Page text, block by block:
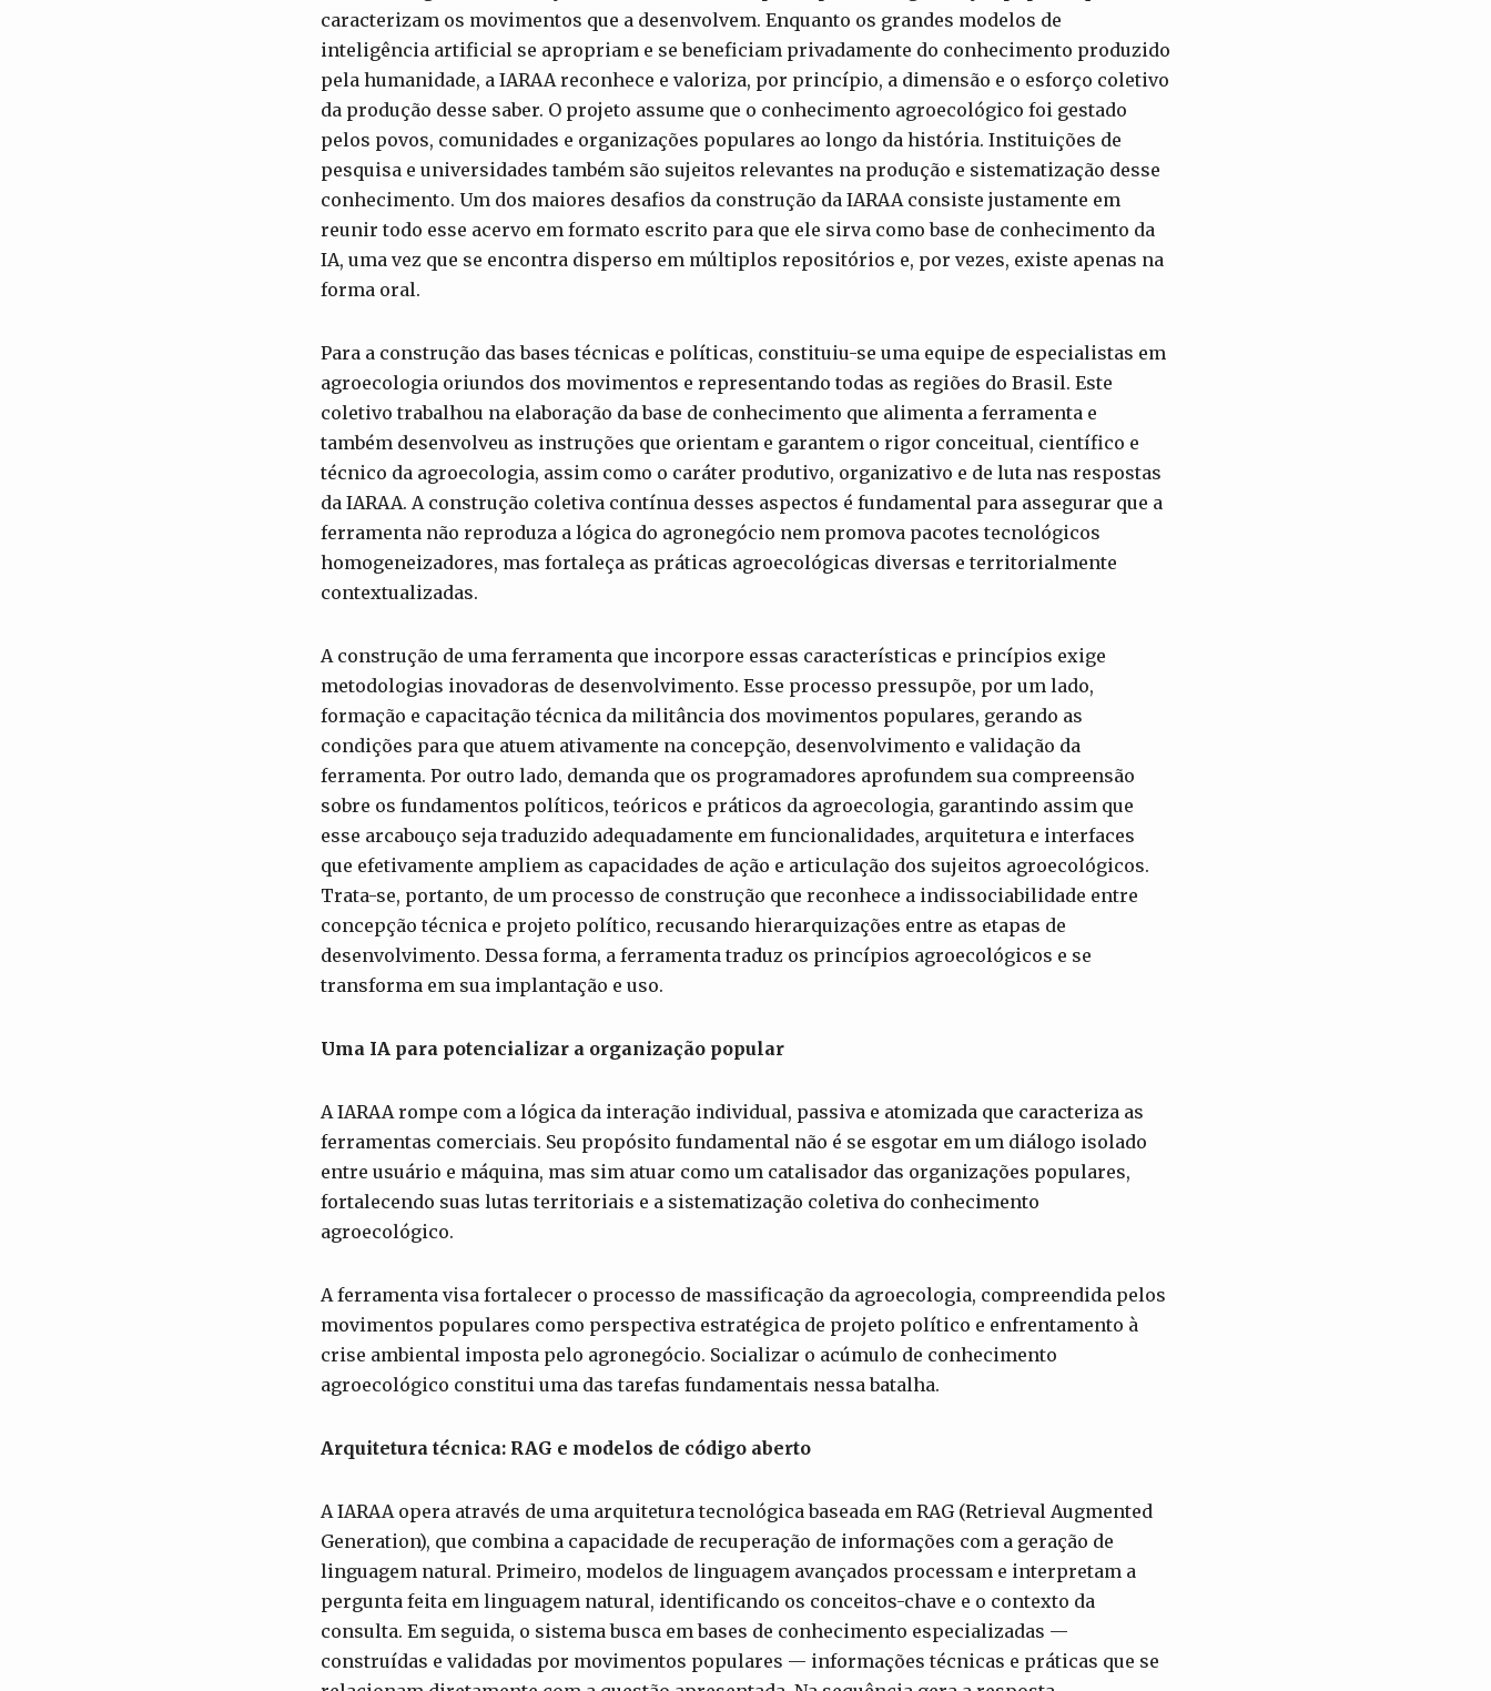
caracterizam os movimentos que a desenvolvem. Enquanto os grandes modelos de
inteligência artificial se apropriam e se beneficiam privadamente do conhecimento produzido
pela humanidade, a IARAA reconhece e valoriza, por princípio, a dimensão e o esforço coletivo
da produção desse saber. O projeto assume que o conhecimento agroecológico foi gestado
pelos povos, comunidades e organizações populares ao longo da história. Instituições de
pesquisa e universidades também são sujeitos relevantes na produção e sistematização desse
conhecimento. Um dos maiores desafios da construção da IARAA consiste justamente em
reunir todo esse acervo em formato escrito para que ele sirva como base de conhecimento da
IA, uma vez que se encontra disperso em múltiplos repositórios e, por vezes, existe apenas na
forma oral.
Para a construção das bases técnicas e políticas, constituiu-se uma equipe de especialistas em
agroecologia oriundos dos movimentos e representando todas as regiões do Brasil. Este
coletivo trabalhou na elaboração da base de conhecimento que alimenta a ferramenta e
também desenvolveu as instruções que orientam e garantem o rigor conceitual, científico e
técnico da agroecologia, assim como o caráter produtivo, organizativo e de luta nas respostas
da IARAA. A construção coletiva contínua desses aspectos é fundamental para assegurar que a
ferramenta não reproduza a lógica do agronegócio nem promova pacotes tecnológicos
homogeneizadores, mas fortaleça as práticas agroecológicas diversas e territorialmente
contextualizadas.
A construção de uma ferramenta que incorpore essas características e princípios exige
metodologias inovadoras de desenvolvimento. Esse processo pressupõe, por um lado,
formação e capacitação técnica da militância dos movimentos populares, gerando as
condições para que atuem ativamente na concepção, desenvolvimento e validação da
ferramenta. Por outro lado, demanda que os programadores aprofundem sua compreensão
sobre os fundamentos políticos, teóricos e práticos da agroecologia, garantindo assim que
esse arcabouço seja traduzido adequadamente em funcionalidades, arquitetura e interfaces
que efetivamente ampliem as capacidades de ação e articulação dos sujeitos agroecológicos.
Trata-se, portanto, de um processo de construção que reconhece a indissociabilidade entre
concepção técnica e projeto político, recusando hierarquizações entre as etapas de
desenvolvimento. Dessa forma, a ferramenta traduz os princípios agroecológicos e se
transforma em sua implantação e uso.
Uma IA para potencializar a organização popular
A IARAA rompe com a lógica da interação individual, passiva e atomizada que caracteriza as
ferramentas comerciais. Seu propósito fundamental não é se esgotar em um diálogo isolado
entre usuário e máquina, mas sim atuar como um catalisador das organizações populares,
fortalecendo suas lutas territoriais e a sistematização coletiva do conhecimento
agroecológico.
A ferramenta visa fortalecer o processo de massificação da agroecologia, compreendida pelos
movimentos populares como perspectiva estratégica de projeto político e enfrentamento à
crise ambiental imposta pelo agronegócio. Socializar o acúmulo de conhecimento
agroecológico constitui uma das tarefas fundamentais nessa batalha.
Arquitetura técnica: RAG e modelos de código aberto
A IARAA opera através de uma arquitetura tecnológica baseada em RAG (Retrieval Augmented
Generation), que combina a capacidade de recuperação de informações com a geração de
linguagem natural. Primeiro, modelos de linguagem avançados processam e interpretam a
pergunta feita em linguagem natural, identificando os conceitos-chave e o contexto da
consulta. Em seguida, o sistema busca em bases de conhecimento especializadas —
construídas e validadas por movimentos populares — informações técnicas e práticas que se